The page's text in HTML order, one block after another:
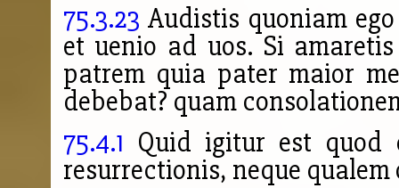
75.3.23 Audistis quoniam
et uenio ad uos. Si
patrem quia pater maior
debebat? quam
75.4.1 Quid igitur est quod
resurrectionis, neque